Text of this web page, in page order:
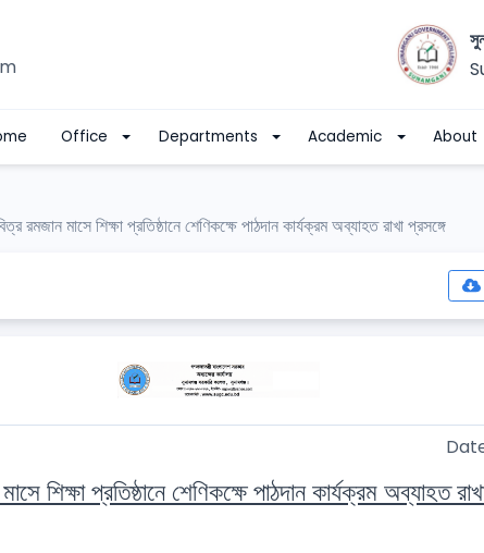
Office Departments Academic About
রমজান মাসে শিক্ষা প্রতিষ্ঠানে শেণিকক্ষে পাঠদান কার্যক্রম অব্যাহত রাখা প্রসঙ্গে
শিক্ষা প্রতিষ্ঠানে শেণিকক্ষে পাঠদান কার্যক্রম অব্যাহত